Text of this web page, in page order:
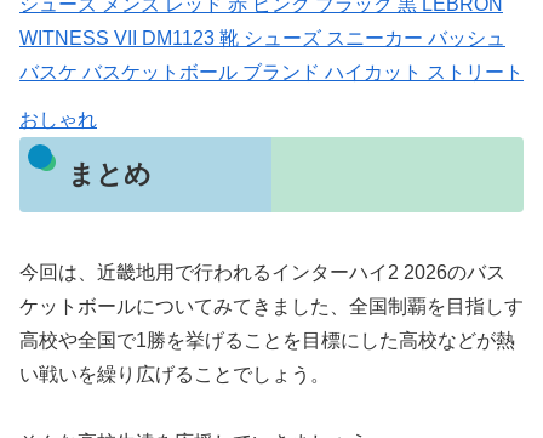
シューズ メンズ レッド 赤 ピンク ブラック 黒 LEBRON
WITNESS VII DM1123 靴 シューズ スニーカー バッシュ
バスケ バスケットボール ブランド ハイカット ストリート
おしゃれ
まとめ
今回は、近畿地用で行われるインターハイ2 2026のバス
ケットボールについてみてきました、全国制覇を目指しす
高校や全国で1勝を挙げることを目標にした高校などが熱
い戦いを繰り広げることでしょう。